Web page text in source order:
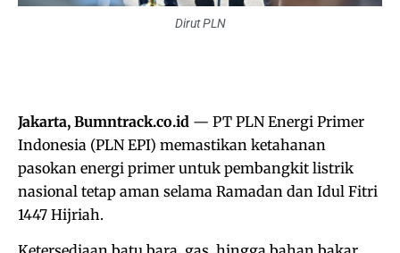
Dirut PLN
Jakarta, Bumntrack.co.id — PT PLN Energi Primer
Indonesia (PLN EPI) memastikan ketahanan
pasokan energi primer untuk pembangkit listrik
nasional tetap aman selama Ramadan dan Idul Fitri
1447 Hijriah.